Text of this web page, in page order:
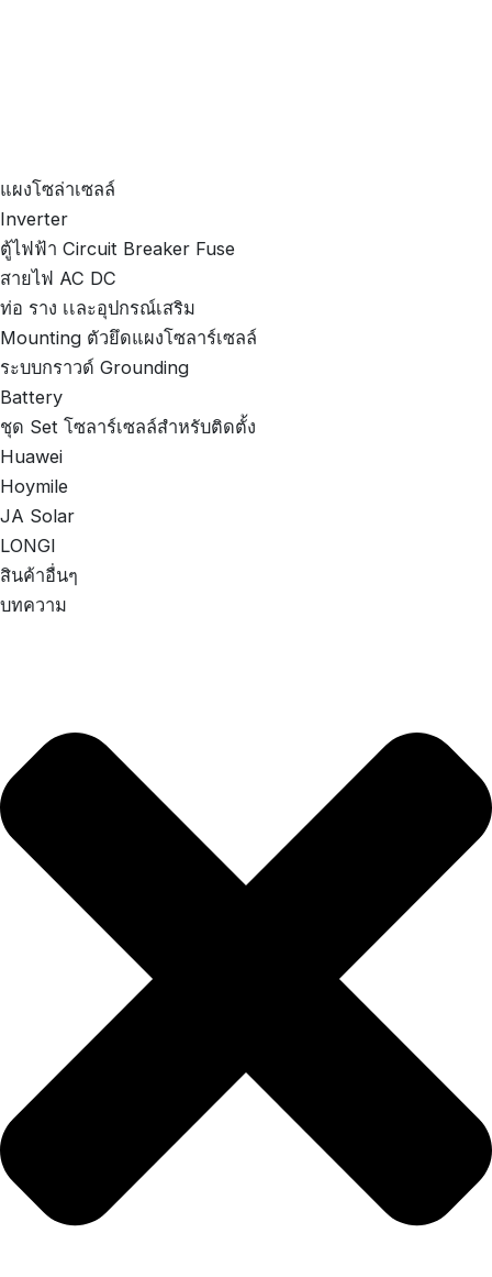
แผงโซล่าเซลล์
Inverter
ตู้ไฟฟ้า Circuit Breaker Fuse
สายไฟ AC DC
ท่อ ราง เเละอุปกรณ์เสริม
Mounting ตัวยึดแผงโซลาร์เซลล์
ระบบกราวด์ Grounding
Battery
ชุด Set โซลาร์เซลล์สำหรับติดตั้ง
Huawei
Hoymile
JA Solar
LONGI
สินค้าอื่นๆ
บทความ